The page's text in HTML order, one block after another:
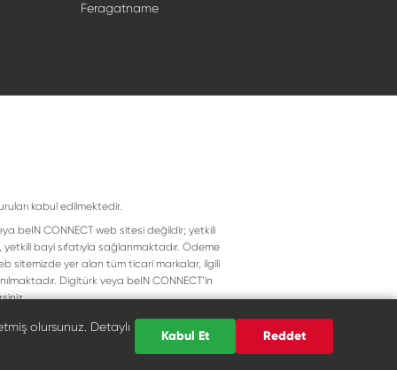
Feragatname
kabul edilmektedir.
beIN CONNECT web sitesi değildir; yetkili
yetkili bayi sıfatıyla sağlanmaktadır. Ödeme
sitemizde yer alan tüm ticari markalar, ilgili
Digitürk veya beIN CONNECT’in
olursunuz. Detaylı
Kabul Et Reddet